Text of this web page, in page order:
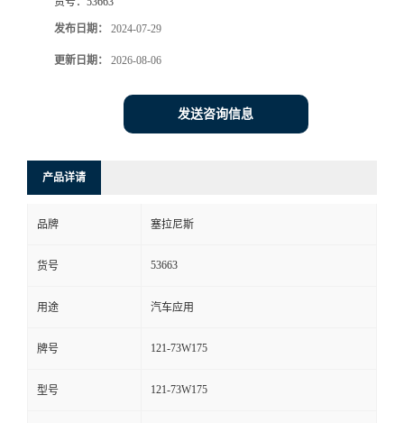
发布日期： 2024-07-29
更新日期： 2026-08-06
发送咨询信息
产品详请
品牌 塞拉尼斯
货号 53663
用途 汽车应用
牌号 121-73W175
型号 121-73W175